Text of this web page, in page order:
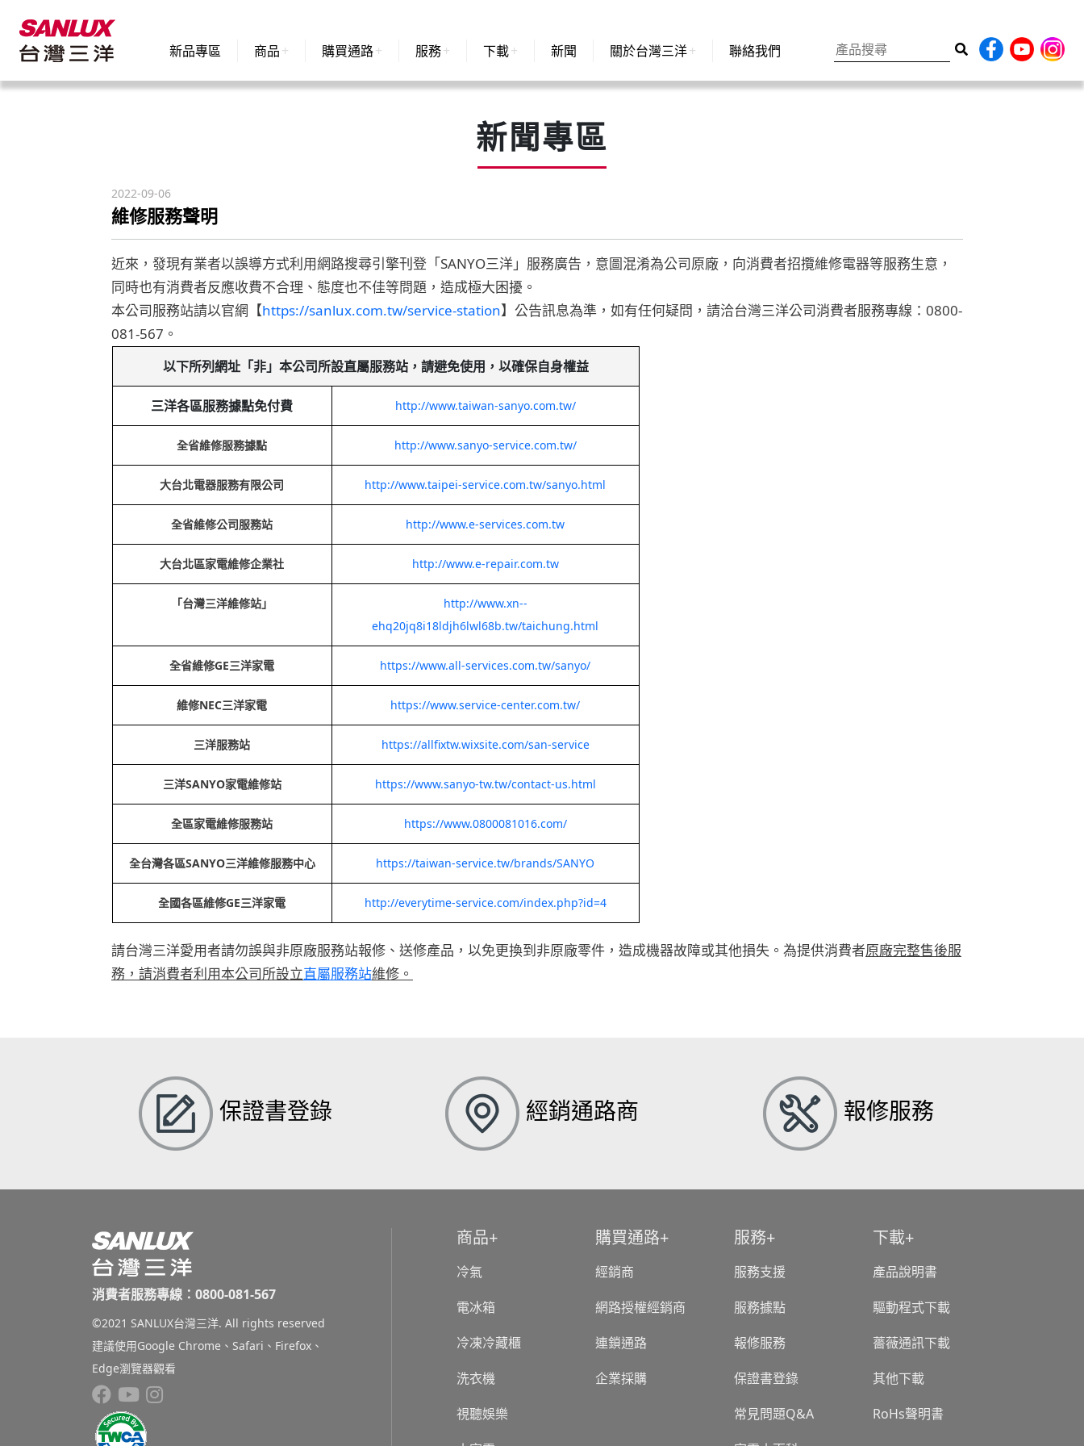
新品專區 商品 購買通路 服務 下載 新聞 關於台灣三洋 聯絡我們
新聞專區
2022-09-06
維修服務聲明
近來，發現有業者以誤導方式利用網路搜尋引擎刊登「SANYO三洋」服務廣告，意圖混淆為公司原廠，向消費者招攬維修電器等服務生意，
同時也有消費者反應收費不合理、態度也不佳等問題，造成極大困擾。
本公司服務站請以官網【https://sanlux.com.tw/service-station】公告訊息為準，如有任何疑問，請洽台灣三洋公司消費者服務專線：0800-
081-567。
以下所列網址「非」本公司所設直屬服務站，請避免使用，以確保自身權益
三洋各區服務據點免付費 http://www.taiwan-sanyo.com.tw/
全省維修服務據點 http://www.sanyo-service.com.tw/
大台北電器服務有限公司 http://www.taipei-service.com.tw/sanyo.html
全省維修公司服務站 http://www.e-services.com.tw
大台北區家電維修企業社 http://www.e-repair.com.tw
「台灣三洋維修站」
http://www.xn--
ehq20jq8i18ldjh6lwl68b.tw/taichung.html
全省維修GE三洋家電 https://www.all-services.com.tw/sanyo/
維修NEC三洋家電 https://www.service-center.com.tw/
三洋服務站 https://allfixtw.wixsite.com/san-service
三洋SANYO家電維修站 https://www.sanyo-tw.tw/contact-us.html
全區家電維修服務站 https://www.0800081016.com/
全台灣各區SANYO三洋維修服務中心 https://taiwan-service.tw/brands/SANYO
全國各區維修GE三洋家電 http://everytime-service.com/index.php?id=4
請台灣三洋愛用者請勿誤與非原廠服務站報修、送修產品，以免更換到非原廠零件，造成機器故障或其他損失。 為提供消費者原廠完整售後服
務，請消費者利用本公司所設立直屬服務站維修。
保證書登錄 經銷通路商 報修服務
消費者服務專線：0800-081-567
©2021 SANLUX台灣三洋. All rights reserved
建議使用Google Chrome、Safari、Firefox、
Edge瀏覽器觀看
商品
冷氣
電冰箱
冷凍冷藏櫃
洗衣機
視聽娛樂
購買通路
經銷商
網路授權經銷商
連鎖通路
企業採購
服務
服務支援
服務據點
報修服務
保證書登錄
常見問題Q&A
下載
產品說明書
驅動程式下載
薔薇通訊下載
其他下載
RoHs聲明書